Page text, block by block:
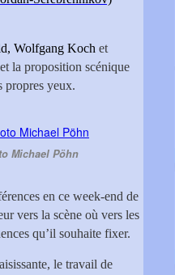
Wolfgang Koch et
la proposition scénique
propres yeux.
Michael Pöhn
en ce week-end de
vers la scène où vers les
qu’il souhaite fixer.
le travail de